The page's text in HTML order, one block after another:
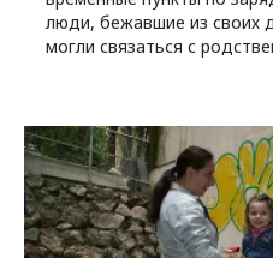
люди, бежавшие из своих
могли связаться с